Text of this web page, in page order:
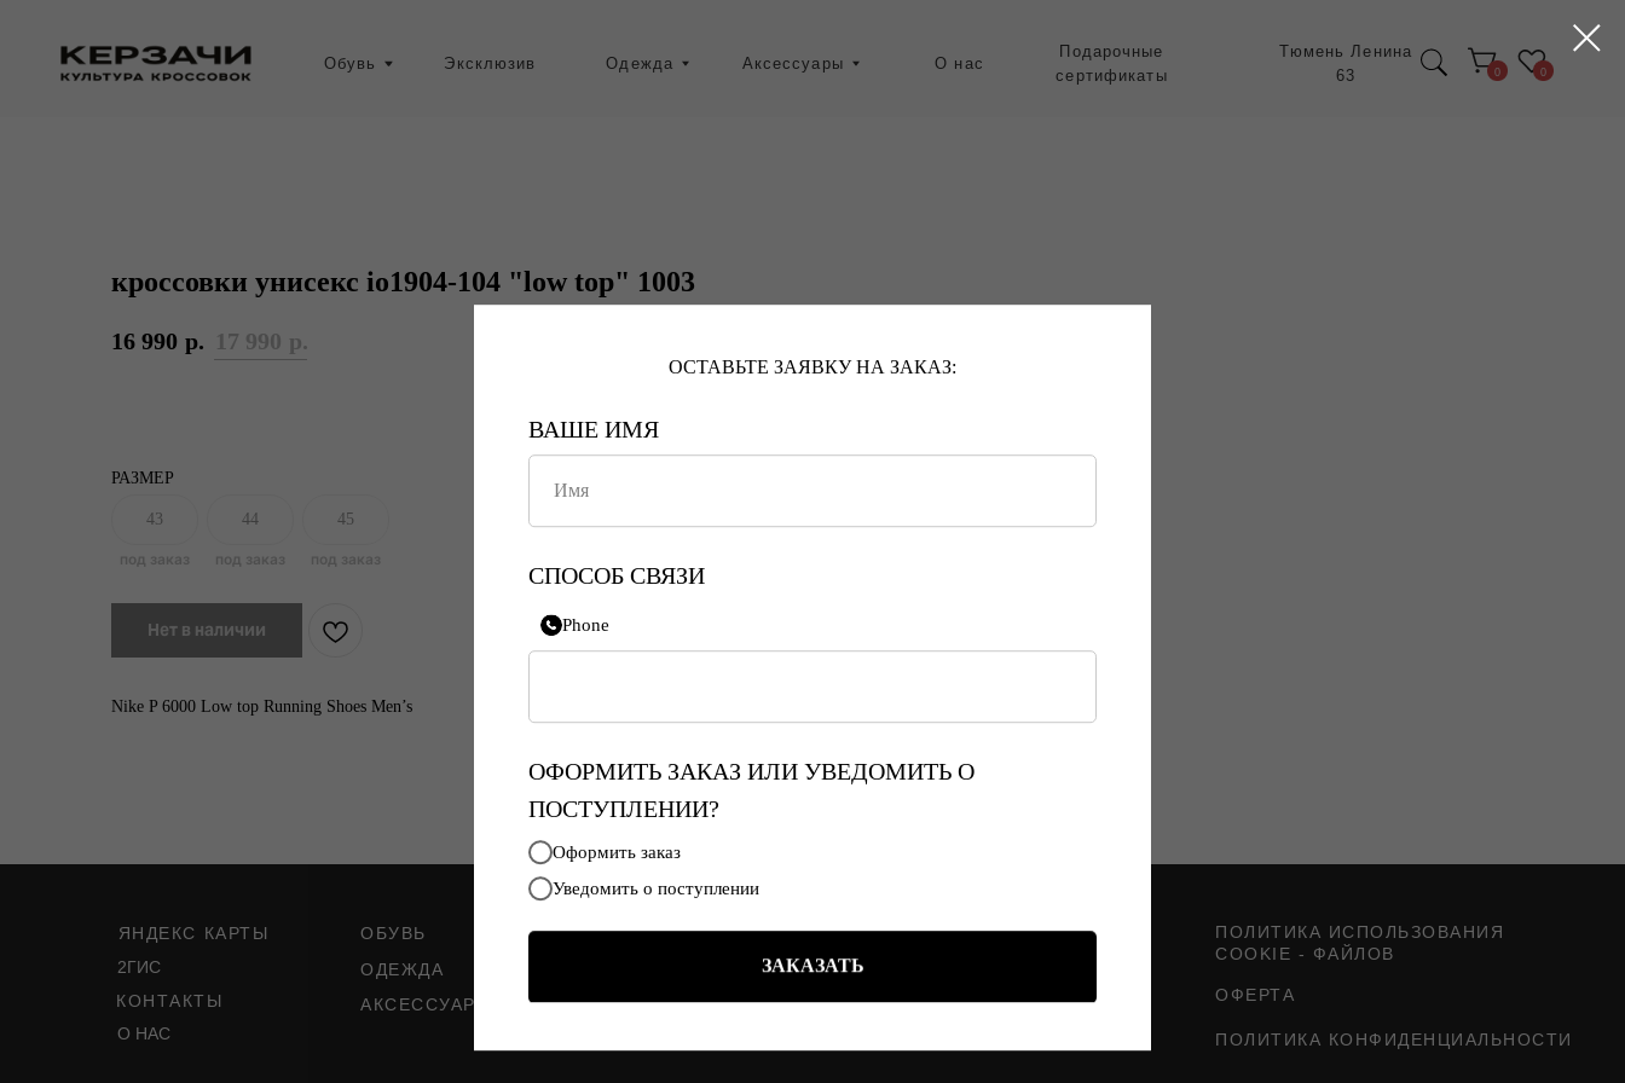
Эксклюзив
Обувь Аксессуары
сертификаты
Тюмень Ленина
ОСТАВЬТЕ ЗАЯВКУ НА ЗАКАЗ:
ВАШЕ ИМЯ
СПОСОБ СВЯЗИ
Phone
ОФОРМИТЬ ЗАКАЗ ИЛИ УВЕДОМИТЬ О
ПОСТУПЛЕНИИ?
Оформить заказ
Уведомить о поступлении
ЗАКАЗАТЬ
кроссовки унисекс io1904-104 "low top" 1003
16 990 р. 17 990 р.
РАЗМЕР
43 44 45
Нет в наличии
Nike P 6000 Low top Running Shoes Men’s
ВКОНТАКТЕ
MAX
ЯНДЕКС КАРТЫ
2ГИС
ОПЛАТА, ДОСТАВКА,
ПОЛИТИКА КОНФИДЕНЦИАЛЬНОСТИ
ПОЛИТИКА ИСПОЛЬЗОВАНИЯ
COOKIE - ФАЙЛОВ
ОФЕРТА
КОНТАКТЫ
ОБУВЬ
ОДЕЖДА
АКСЕССУАРЫ
ТАБЛИЦЫ РАЗМЕРОВ
О НАС